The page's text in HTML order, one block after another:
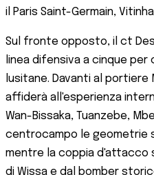
il Paris Saint-Germain,
Sul fronte opposto, il ct
linea difensiva a cinque
lusitane. Davanti al portiere
affiderà all'esperienza
Wan-Bissaka, Tuanzebe,
centrocampo le geometrie
mentre la coppia d'attacco
di Wissa e dal bomber